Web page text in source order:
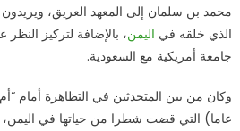
على
جرائمه
السعوديين
مغلقة
محمد بن سلمان إلى المعهد العريق، ويريدون
الذي خلقه في اليمن
جامعة أمريكية مع السعودية.
عاما) التي قضت شطرا من حياتها في اليمن،